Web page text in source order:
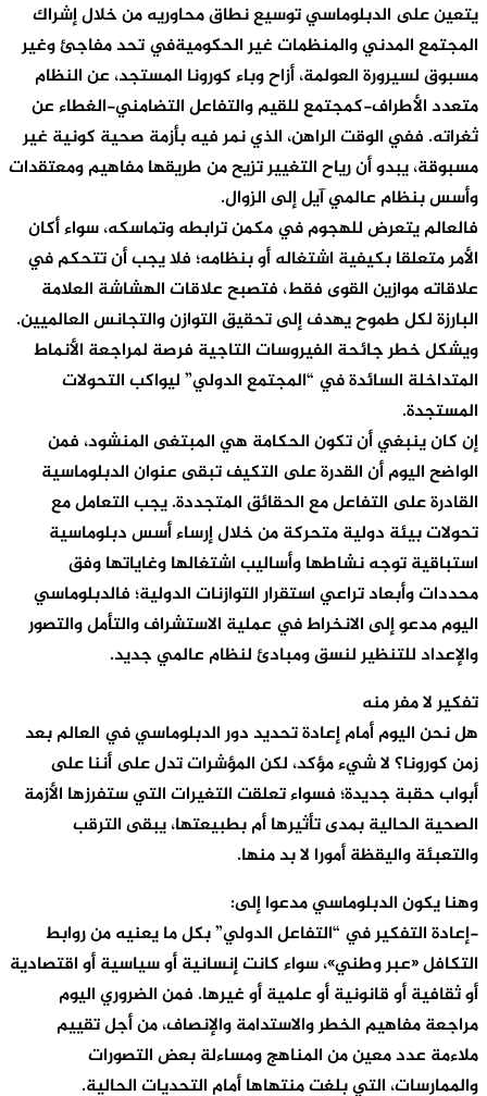
يتعين على الدبلوماسي توسيع نطاق محاوريه من خلال إشراك
المجتمع المدني والمنظمات غير الحكوميةفي تحد مفاجئ وغير
مسبوق لسيرورة العولمة، أزاح وباء كورونا المستجد، عن النظام
متعدد الأطراف-كمجتمع للقيم والتفاعل التضامني-الغطاء عن
ثغراته. ففي الوقت الراهن، الذي نمر فيه بأزمة صحية كونية غير
مسبوقة، يبدو أن رياح التغيير تزيح من طريقها مفاهيم ومعتقدات
وأسس بنظام عالمي آيل إلى الزوال.
فالعالم يتعرض للهجوم في مكمن ترابطه وتماسكه، سواء أكان
الأمر متعلقا بكيفية اشتغاله أو بنظامه؛ فلا يجب أن تتحكم في
علاقاته موازين القوى فقط، فتصبح علاقات الهشاشة العلامة
البارزة لكل طموح يهدف إلى تحقيق التوازن والتجانس العالميين.
ويشكل خطر جائحة الفيروسات التاجية فرصة لمراجعة الأنماط
المتداخلة السائدة في “المجتمع الدولي” ليواكب التحولات
المستجدة.
إن كان ينبغي أن تكون الحكامة هي المبتغى المنشود، فمن
الواضح اليوم أن القدرة على التكيف تبقى عنوان الدبلوماسية
القادرة على التفاعل مع الحقائق المتجددة. يجب التعامل مع
تحولات بيئة دولية متحركة من خلال إرساء أسس دبلوماسية
استباقية توجه نشاطها وأساليب اشتغالها وغاياتها وفق
محددات وأبعاد تراعي استقرار التوازنات الدولية؛ فالدبلوماسي
اليوم مدعو إلى الانخراط في عملية الاستشراف والتأمل والتصور
والإعداد للتنظير لنسق ومبادئ لنظام عالمي جديد.
تفكير لا مفر منه
هل نحن اليوم أمام إعادة تحديد دور الدبلوماسي في العالم بعد
زمن كورونا؟ لا شيء مؤكد، لكن المؤشرات تدل على أننا على
أبواب حقبة جديدة؛ فسواء تعلقت التغيرات التي ستفرزها الأزمة
الصحية الحالية بمدى تأثيرها أم بطبيعتها، يبقى الترقب
والتعبئة واليقظة أمورا لا بد منها.
وهنا يكون الدبلوماسي مدعوا إلى:
-إعادة التفكير في “التفاعل الدولي” بكل ما يعنيه من روابط
التكافل «عبر وطني»، سواء كانت إنسانية أو سياسية أو اقتصادية
أو ثقافية أو قانونية أو علمية أو غيرها. فمن الضروري اليوم
مراجعة مفاهيم الخطر والاستدامة والإنصاف، من أجل تقييم
ملاءمة عدد معين من المناهج ومساءلة بعض التصورات
والممارسات، التي بلغت منتهاها أمام التحديات الحالية.